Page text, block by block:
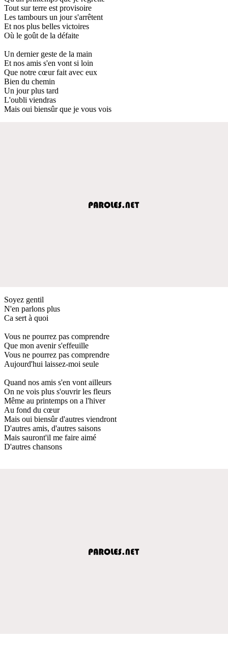
Tout sur terre est provisoire
Les tambours un jour s'arrêtent
Et nos plus belles victoires
Où le goût de la défaite
Un dernier geste de la main
Et nos amis s'en vont si loin
Que notre cœur fait avec eux
Bien du chemin
Un jour plus tard
L'oubli viendras
Mais oui biensûr que je vous vois
Soyez gentil
N'en parlons plus
Ca sert à quoi
Vous ne pourrez pas comprendre
Que mon avenir s'effeuille
Vous ne pourrez pas comprendre
Aujourd'hui laissez-moi seule
Quand nos amis s'en vont ailleurs
On ne vois plus s'ouvrir les fleurs
Même au printemps on a l'hiver
Au fond du cœur
Mais oui biensûr d'autres viendront
D'autres amis, d'autres saisons
Mais sauront'il me faire aimé
D'autres chansons